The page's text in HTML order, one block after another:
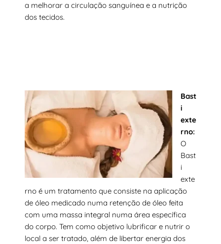
a melhorar a circulação sanguínea e a nutrição
dos tecidos.
Bast
i
exte
rno:
O
Bast
i
exte
rno é um tratamento que consiste na aplicação
de óleo medicado numa retenção de óleo feita
com uma massa integral numa área específica
do corpo. Tem como objetivo lubrificar e nutrir o
local a ser tratado, além de libertar energia dos